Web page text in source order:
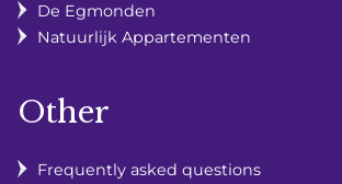
De Egmonden
Natuurlijk Appartementen
Other
Frequently asked questions